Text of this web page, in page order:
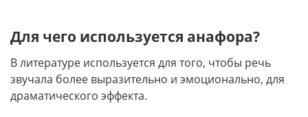
Для чего используется анафора?
В литературе используется для того, чтобы речь
звучала более выразительно и эмоционально, для
драматического эффекта.